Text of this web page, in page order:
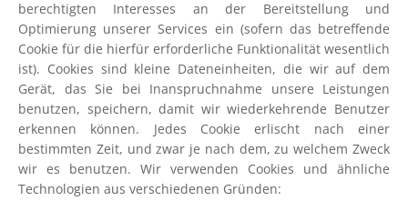
berechtigten Interesses an der Bereitstellung und
Optimierung unserer Services ein (sofern das betreffende
Cookie für die hierfür erforderliche Funktionalität wesentlich
ist). Cookies sind kleine Dateneinheiten, die wir auf dem
Gerät, das Sie bei Inanspruchnahme unsere Leistungen
benutzen, speichern, damit wir wiederkehrende Benutzer
erkennen können. Jedes Cookie erlischt nach einer
bestimmten Zeit, und zwar je nach dem, zu welchem Zweck
wir es benutzen. Wir verwenden Cookies und ähnliche
Technologien aus verschiedenen Gründen: